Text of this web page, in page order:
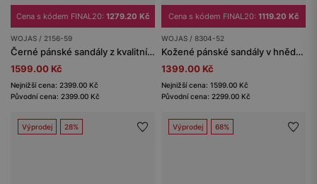
Cena s kódem FINAL20: 1279.20 Kč
WOJAS / 2156-59
Černé pánské sandály z kvalitní hladké kůže
1599.00 Kč
Nejnižší cena: 2399.00 Kč
Původní cena: 2399.00 Kč
Cena s kódem FINAL20: 1119.20 Kč
WOJAS / 8304-52
Kožené pánské sandály v hnědé barvě
1399.00 Kč
Nejnižší cena: 1599.00 Kč
Původní cena: 2299.00 Kč
Výprodej 28% Výprodej 68%